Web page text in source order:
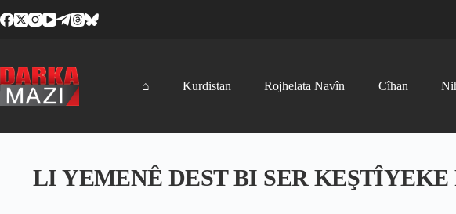
to
⌂ Kurdistan Rojhelata Navîn Cîhan
LI YEMENÊ DEST BI SER